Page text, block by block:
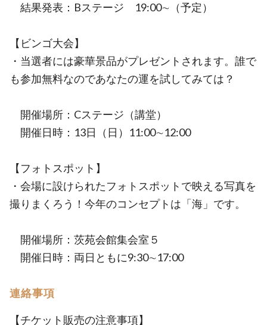
結果発表：Bステージ 19:00∼（予定）
【ビンゴ大会】
・当選者には豪華景品がプレゼントされます。誰で
も参加無料なのであなたの運を試してみては？
開催場所：Cステージ（講堂）
開催日時：13日（日）11:00∼12:00
【フォトスポット】
・会場に設けられたフォトスポットで映える写真を
撮りまくろう！今年のコンセプトは「海」です。
開催場所：茨苑会館集会室５
開催日時：両日ともに9:30∼17:00
連絡事項
【チケット販売の注意事項】